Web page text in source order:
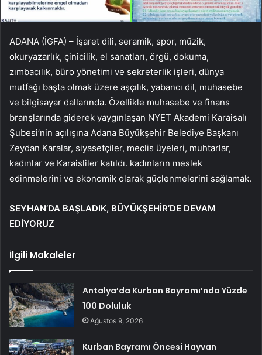
ADANA (İGFA) – İşaret dili, seramik, spor, müzik,
okuryazarlık, çinicilik, el sanatları, örgü, dokuma,
zımbacılık, büro yönetimi ve sekreterlik işleri, dünya
mutfağı başta olmak üzere aşçılık, yabancı dil, muhasebe
ve bilgisayar dallarında. Özellikle muhasebe ve finans
branşlarında giderek yaygınlaşan NYET Akademi Karaisalı
Şubesi’nin açılışına Adana Büyükşehir Belediye Başkanı
Zeydan Karalar, siyasetçiler, meclis üyeleri, muhtarlar,
kadınlar ve Karaisliler katıldı. kadınların meslek
edinmelerini ve ekonomik olarak güçlenmelerini sağlamak.
SEYHAN’DA BAŞLADIK, BÜYÜKŞEHİR’DE DEVAM
EDİYORUZ
İlgili Makaleler
Antalya’da Kurban Bayramı’nda Yüzde
100 Doluluk
Ağustos 9, 2026
Kurban Bayramı Öncesi Hayvan